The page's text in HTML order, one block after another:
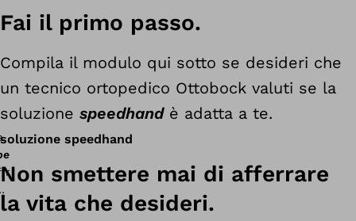
Fai il primo passo.
Compila il modulo qui sotto se desideri che
un tecnico ortopedico Ottobock valuti se la
soluzione speedhandè adatta a te.
soluzione speedhand
Non smettere mai di afferrare
la vita che desideri.